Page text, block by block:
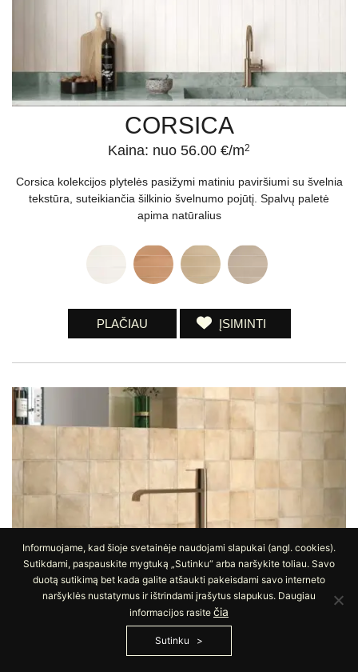
CORSICA
Kaina: nuo 56.00 €/m2
Corsica kolekcijos plytelės pasižymi matiniu paviršiumi su švelnia
tekstūra, suteikiančia šilkinio švelnumo pojūtį. Spalvų paletė
apima natūralius
PLAČIAU ĮSIMINTI
SABBIA
Informuojame, kad šioje svetainėje naudojami slapukai (angl. cookies).
Sutikdami, paspauskite mygtuką „Sutinku“ arba naršykite toliau. Savo
duotą sutikimą bet kada galite atšaukti pakeisdami savo interneto
naršyklės nustatymus ir ištrindami įrašytus slapukus. Daugiau
informacijos rasite čia
Sutinku